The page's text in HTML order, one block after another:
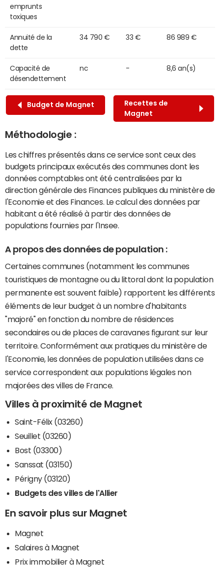
emprunts
toxiques
Annuité de la
dette
34 790 € 33 € 86 989 €
Capacité de
désendettement
nc - 8,6 an(s)
Budget de Magnet
Recettes de
Magnet
Méthodologie :
Les chiffres présentés dans ce service sont ceux des
budgets principaux exécutés des communes dont les
données comptables ont été centralisées par la
direction générale des Finances publiques du ministère de
l'Economie et des Finances. Le calcul des données par
habitant a été réalisé à partir des données de
populations fournies par l'Insee.
A propos des données de population :
Certaines communes (notamment les communes
touristiques de montagne ou du littoral dont la population
permanente est souvent faible) rapportent les différents
éléments de leur budget à un nombre d'habitants
"majoré" en fonction du nombre de résidences
secondaires ou de places de caravanes figurant sur leur
territoire. Conformément aux pratiques du ministère de
l'Economie, les données de population utilisées dans ce
service correspondent aux populations légales non
majorées des villes de France.
Villes à proximité de Magnet
Saint-Félix (03260)
Seuillet (03260)
Bost (03300)
Sanssat (03150)
Périgny (03120)
Budgets des villes de l'Allier
En savoir plus sur Magnet
Magnet
Salaires à Magnet
Prix immobilier à Magnet